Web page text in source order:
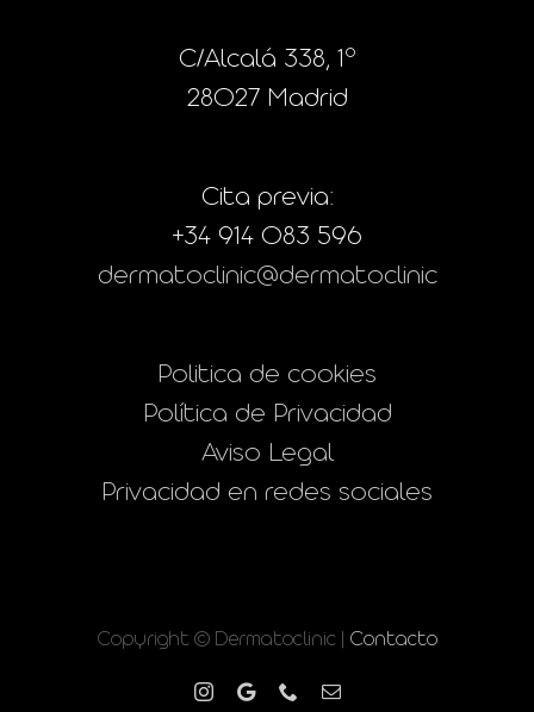
C/Alcalá 338, 1º
28027 Madrid
Cita previa:
+34 914 083 596
dermatoclinic@dermatoclinic
Politica de cookies
Política de Privacidad
Aviso Legal
Privacidad en redes sociales
Copyright © Dermatoclinic | Contacto
Instagram
Google PhoneCorreo